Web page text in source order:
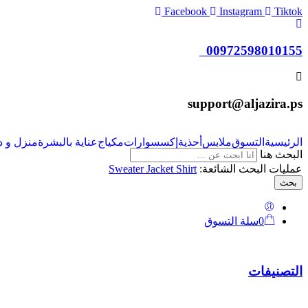
Facebook Instagram Tiktok
00972598010155
support@aljazira.ps
الرئيسية التسوقملابس أحذية إكسسواراتمكياجعناية بالبشرةمنزل و
البحث هنا
عمليات البحث الشائعة:
SweaterJacket Shirt
بحث
0سلة التسوق
التصنيفات